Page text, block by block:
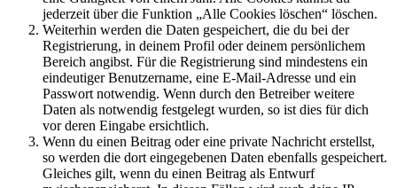
jederzeit über die Funktion „Alle Cookies löschen“ löschen.
Weiterhin werden die Daten gespeichert, die du bei der
Registrierung, in deinem Profil oder deinem persönlichem
Bereich angibst. Für die Registrierung sind mindestens ein
eindeutiger Benutzername, eine E-Mail-Adresse und ein
Passwort notwendig. Wenn durch den Betreiber weitere
Daten als notwendig festgelegt wurden, so ist dies für dich
vor deren Eingabe ersichtlich.
Wenn du einen Beitrag oder eine private Nachricht erstellst,
so werden die dort eingegebenen Daten ebenfalls gespeichert.
Gleiches gilt, wenn du einen Beitrag als Entwurf